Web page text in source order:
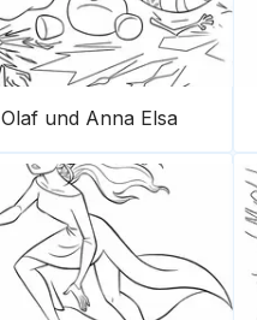
Olaf und Anna Elsa